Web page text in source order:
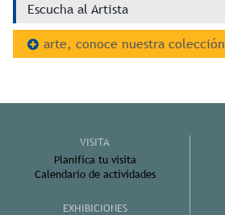
Escucha al Artista
arte, conoce nuestra colección
VISITA
Planifica tu visita
Calendario de actividades
EXHIBICIONES